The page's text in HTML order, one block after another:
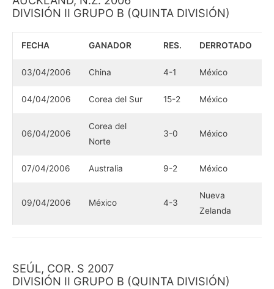
DIVISIÓN II GRUPO B (QUINTA DIVISIÓN)
FECHA GANADOR RES. DERROTADO
03/04/2006 China 4-1 México
04/04/2006 Corea del Sur 15-2 México
06/04/2006
Corea del
Norte
3-0 México
07/04/2006 Australia 9-2 México
09/04/2006 México 4-3
Nueva
Zelanda
SEÚL, COR. S 2007
DIVISIÓN II GRUPO B (QUINTA DIVISIÓN)